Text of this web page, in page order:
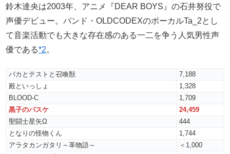
鈴木達央は2003年、アニメ『DEAR BOYS』の石井努役で
声優デビュー。バンド・OLDCODEXのボーカルTa_2とし
て音楽活動でも大きな存在感のある一二を争う人気男性声
優である*2。
バカとテストと召喚獣
7,188
殿といっしょ
1,328
BLOOD-C
1,709
黒子のバスケ
24,459
聖闘士星矢Ω
444
となりの怪物くん
1,744
アラタカンガタリ～革物語～
＜1,000